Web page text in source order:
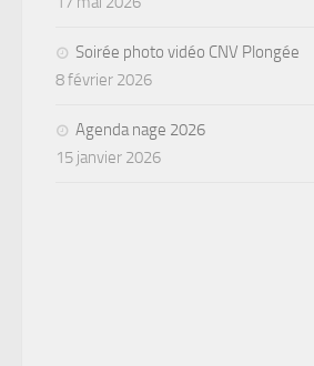
Soirée photo vidéo CNV Plongée
8 février 2026
Agenda nage 2026
15 janvier 2026